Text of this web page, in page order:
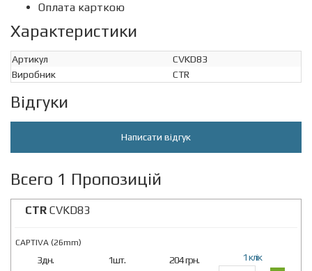
Оплата карткою
Характеристики
Артикул
CVKD83
Виробник
CTR
Відгуки
Написати відгук
Всего 1 Пропозицій
CTR CVKD83
CAPTIVA (26mm)
3дн. 1шт. 204 грн. 1 клік